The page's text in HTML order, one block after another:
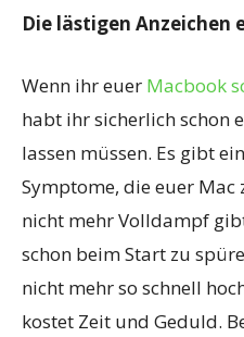
Die lästigen Anzeichen
Wenn ihr euer Macbook
habt ihr sicherlich schon
lassen müssen. Es gibt
Symptome, die euer Mac
nicht mehr Volldampf
schon beim Start zu
nicht mehr so schnell
kostet Zeit und Geduld.